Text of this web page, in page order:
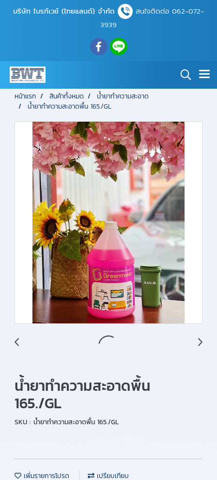
บริษัท ไบรท์เวย์ (ไทยแลนด์) จำกัด
สนใจติดต่อ 062-072-
3939
หน้าแรก สินค้าทั้งหมด
น้ำยาทำความสะอาด
น้ำยาทำความสะอาดพื้น 165./GL
น้ำยาทำความสะอาดพื้น
165./GL
SKU : น้ำยาทำความสะอาดพื้น 165./GL
เพิ่มรายการโปรด เปรียบเทียบ